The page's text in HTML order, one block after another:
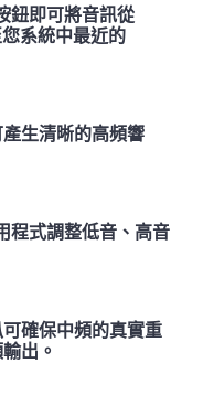
鈕即可將音訊從
系統中最近的
生清晰的高頻響
程式調整低音、高音
確保中頻的真實重
出。